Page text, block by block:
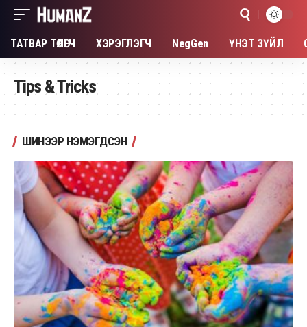
ТАТВАР ТӨЛӨГЧ ХЭРЭГЛЭГЧ NegGen ҮНЭТ ЗҮЙЛ
Tips & Tricks
ШИНЭЭР НЭМЭГДСЭН